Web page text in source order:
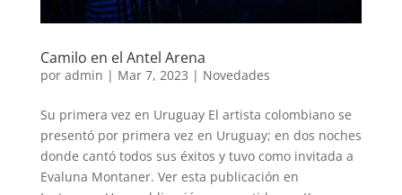
Camilo en el Antel Arena
por admin | Mar 7, 2023 | Novedades
Su primera vez en Uruguay El artista colombiano se
presentó por primera vez en Uruguay; en dos noches
donde cantó todos sus éxitos y tuvo como invitada a
Evaluna Montaner. Ver esta publicación en